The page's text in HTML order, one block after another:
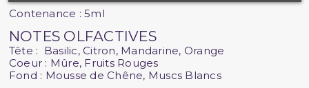
Contenance : 5ml
NOTES OLFACTIVES
Tête : Basilic, Citron, Mandarine, Orange
Coeur : Mûre, Fruits Rouges
Fond : Mousse de Chêne, Muscs Blancs